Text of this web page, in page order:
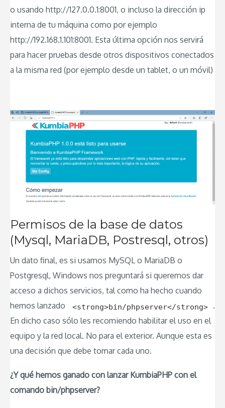
o usando http://127.0.0.1:8001, o incluso la dirección ip
interna de tu máquina como por ejemplo
http://192.168.1.101:8001. Esta última opción nos servirá
para hacer pruebas desde otros dispositivos conectados
a la misma red (por ejemplo desde un tablet, o un móvil)
Permisos de la base de datos
(Mysql, MariaDB, Postresql, otros)
Un dato final, es si usamos MySQL o MariaDB o
Postgresql, Windows nos preguntará si queremos dar
acceso a dichos servicios, tal como ha hecho cuando
hemos lanzado
<strong>bin/phpserver</strong>
.
En dicho caso sólo les recomiendo habilitar el uso en el
equipo y la red local. No para el exterior. Aunque esta es
una decisión que debe tomar cada uno.
¿Y qué hemos ganado con lanzar KumbiaPHP con el
comando bin/phpserver?